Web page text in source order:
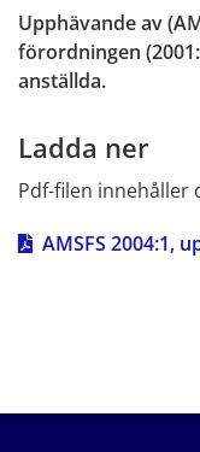
Upphävande av
förordningen
anställda.
Ladda ner
Pdf-filen innehåller
AMSFS 2004:1,